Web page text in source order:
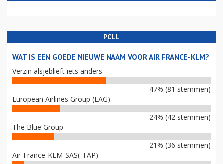
POLL
WAT IS EEN GOEDE NIEUWE NAAM VOOR AIR FRANCE-KLM?
Verzin alsjeblieft iets anders
47% (81 stemmen)
European Airlines Group (EAG)
24% (42 stemmen)
The Blue Group
21% (36 stemmen)
Air-France-KLM-SAS(-TAP)